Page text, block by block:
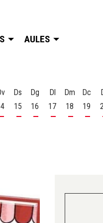
AULES
d'agost
13 d'agost
Divendres 14 d'agost
Ds
15
Dissabte 15 d'agost
Dg
16
Diumenge 16 d'agost
Dl
17
Dilluns 17
Dm
18
Dimarts
Dc
19